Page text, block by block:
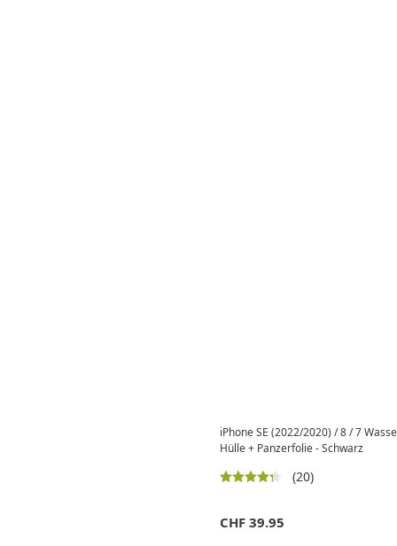
iPhone SE (2022/2020) / 8 / 7
Hülle + Panzerfolie - Schwarz
(20)
CHF 39.95